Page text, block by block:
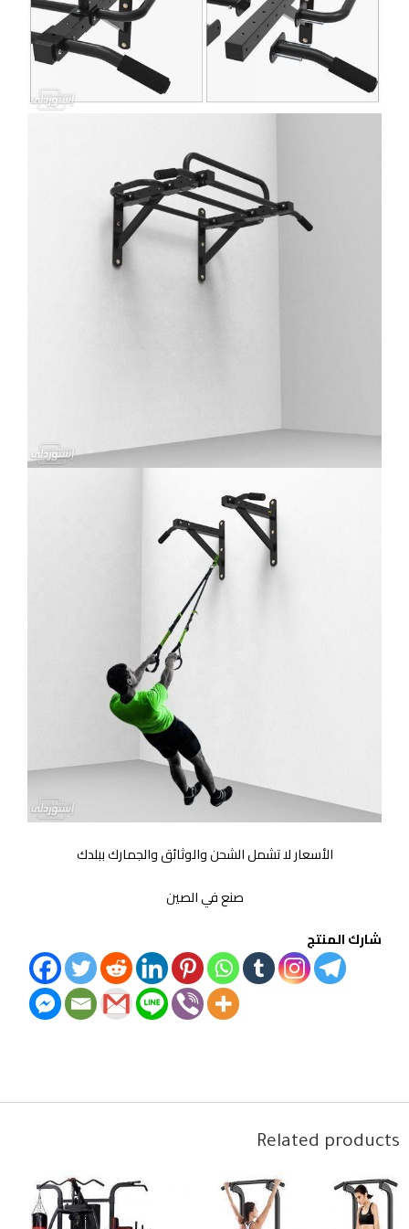
الأسعار لا تشمل الشحن والوثائق والجمارك ببلدك
صنع في الصين
شارك المنتج
Related products